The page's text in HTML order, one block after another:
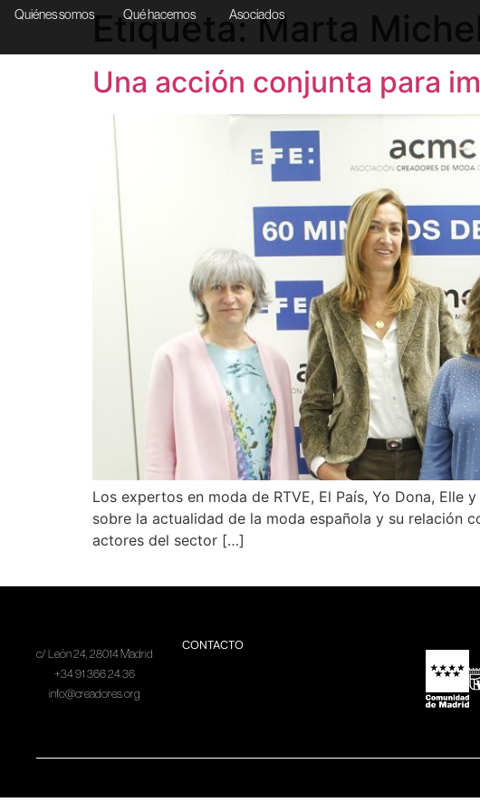
Quiénes somos Qué hacemos Asociados
Etiqueta:Marta
Una acción conjunta para
Los expertos en moda de RTVE, El País, Yo Dona, Elle
sobre la actualidad de la moda española y su relación
actores del sector […]
CONTACTO
c/ León 24, 28014 Madrid
+34 91 366 24 36
info@creadores.org